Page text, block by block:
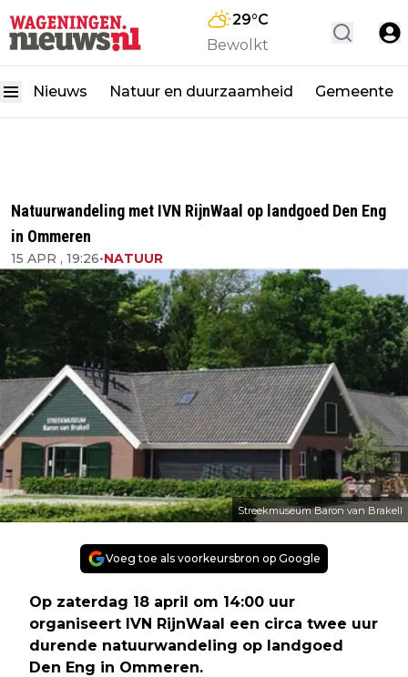
29°C
Bewolkt
Nieuws Natuur en duurzaamheid Gemeente
Natuurwandeling met IVN RijnWaal op landgoed Den Eng
in Ommeren
15 APR , 19:26•NATUUR
Streekmuseum Baron van Brakell
Voeg toe als voorkeursbron op Google
Op zaterdag 18 april om 14:00 uur
organiseert IVN RijnWaal een circa twee uur
durende natuurwandeling op landgoed
Den Eng in Ommeren.